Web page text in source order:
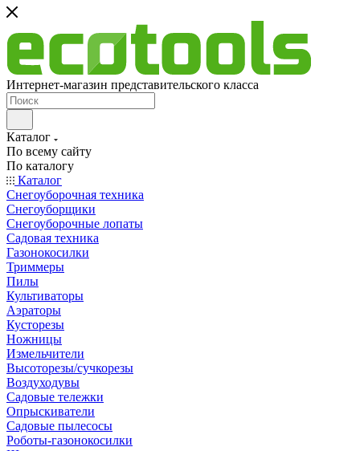
Интернет-магазин представительского класса
Каталог
По всему сайту
По каталогу
Каталог
Снегоуборочная техника
Снегоуборщики
Снегоуборочные лопаты
Садовая техника
Газонокосилки
Триммеры
Пилы
Культиваторы
Аэраторы
Кусторезы
Ножницы
Измельчители
Высоторезы/сучкорезы
Воздуходувы
Садовые тележки
Опрыскиватели
Садовые пылесосы
Роботы-газонокосилки